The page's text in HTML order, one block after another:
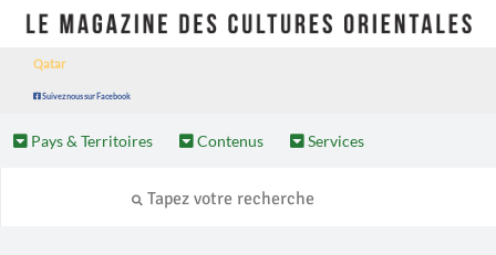
Qatar
Suivez nous sur Facebook
Pays & Territoires Contenus Services